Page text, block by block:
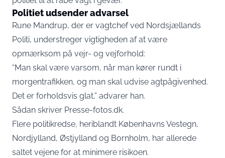
Politiet udsender advarsel
Rune Mandrup, der er vagtchef ved Nordsjællands
Politi, understreger vigtigheden af at være
opmærksom på vejr- og vejforhold:
“Man skal være varsom, når man kører rundt i
morgentrafikken, og man skal udvise agtpågivenhed.
Det er forholdsvis glat,” advarer han.
Sådan skriver Presse-fotos.dk.
Flere politikredse, heriblandt Københavns Vestegn,
Nordjylland, Østjylland og Bornholm, har allerede
saltet vejene for at minimere risikoen.